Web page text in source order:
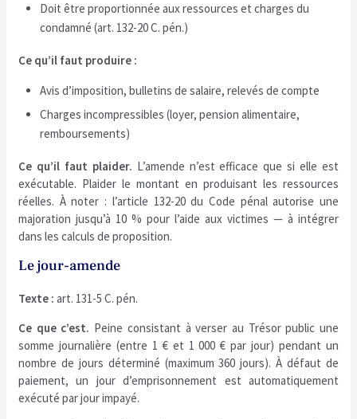
Doit être proportionnée aux ressources et charges du
condamné (art. 132-20 C. pén.)
Ce qu’il faut produire :
Avis d’imposition, bulletins de salaire, relevés de compte
Charges incompressibles (loyer, pension alimentaire,
remboursements)
Ce qu’il faut plaider. L’amende n’est efficace que si elle est
exécutable. Plaider le montant en produisant les ressources
réelles. À noter : l’article 132-20 du Code pénal autorise une
majoration jusqu’à 10 % pour l’aide aux victimes — à intégrer
dans les calculs de proposition.
Le jour-amende
Texte : art. 131-5 C. pén.
Ce que c’est. Peine consistant à verser au Trésor public une
somme journalière (entre 1 € et 1 000 € par jour) pendant un
nombre de jours déterminé (maximum 360 jours). À défaut de
paiement, un jour d’emprisonnement est automatiquement
exécuté par jour impayé.